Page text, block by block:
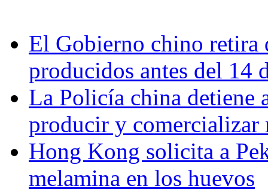
El Gobierno chino retira
producidos antes del 14
La Policía china detiene
producir y comercializar
Hong Kong solicita a
melamina en los huevos